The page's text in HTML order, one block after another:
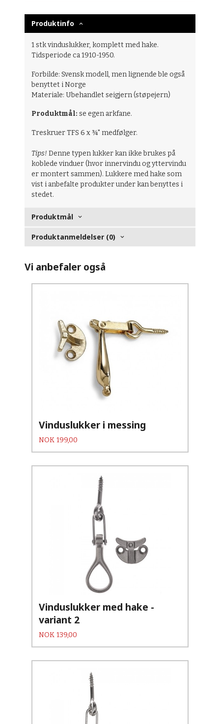
Produktinfo
1 stk vinduslukker, komplett med hake.
Tidsperiode ca 1910-1950.
Forbilde: Svensk modell, men lignende ble også
benyttet i Norge
Materiale: Ubehandlet seigjern (støpejern)
Produktmål: se egen arkfane.
Treskruer TFS 6 x ¾" medfølger.
Tips! Denne typen lukker kan ikke brukes på
koblede vinduer (hvor innervindu og yttervindu
er montert sammen). Lukkere med hake som
vist i anbefalte produkter under kan benyttes i
stedet.
Produktmål
Produktanmeldelser (0)
Vi anbefaler også
Vinduslukker i messing
Pris
NOK 199,00
Vinduslukker med hake -
variant 2
Pris
NOK 139,00